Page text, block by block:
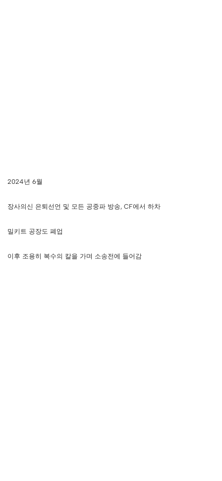
2024년 6월
장사의신 은퇴선언 및 모든 공중파 방송, CF에서 하차
밀키트 공장도 폐업
이후 조용히 복수의 칼을 가며 소송전에 들어감